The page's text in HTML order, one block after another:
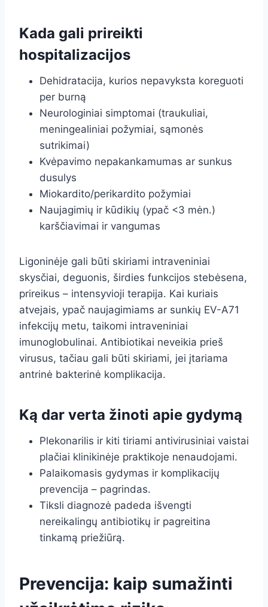
Kada gali prireikti
hospitalizacijos
Dehidratacija, kurios nepavyksta koreguoti
per burną
Neurologiniai simptomai (traukuliai,
meningealiniai požymiai, sąmonės
sutrikimai)
Kvėpavimo nepakankamumas ar sunkus
dusulys
Miokardito/perikardito požymiai
Naujagimių ir kūdikių (ypač <3 mėn.)
karščiavimai ir vangumas
Ligoninėje gali būti skiriami intraveniniai
skysčiai, deguonis, širdies funkcijos stebėsena,
prireikus – intensyvioji terapija. Kai kuriais
atvejais, ypač naujagimiams ar sunkių EV-A71
infekcijų metu, taikomi intraveniniai
imunoglobulinai. Antibiotikai neveikia prieš
virusus, tačiau gali būti skiriami, jei įtariama
antrinė bakterinė komplikacija.
Ką dar verta žinoti apie gydymą
Plekonarilis ir kiti tiriami antivirusiniai vaistai
plačiai klinikinėje praktikoje nenaudojami.
Palaikomasis gydymas ir komplikacijų
prevencija – pagrindas.
Tiksli diagnozė padeda išvengti
nereikalingų antibiotikų ir pagreitina
tinkamą priežiūrą.
Prevencija: kaip sumažinti